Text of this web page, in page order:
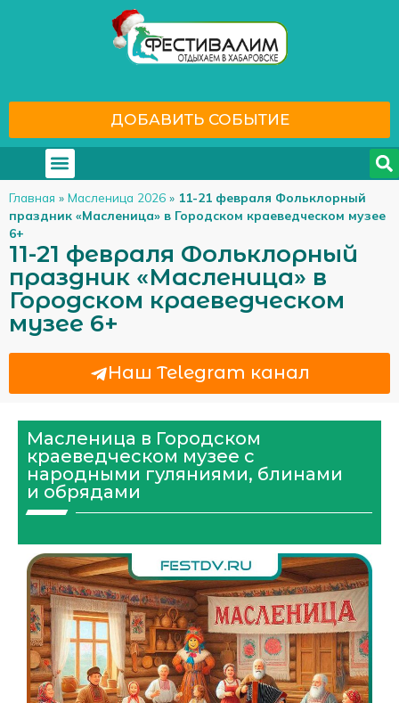
ДОБАВИТЬ СОБЫТИЕ
Главная » Масленица 2026 » 11-21 февраля Фольклорный
праздник «Масленица» в Городском краеведческом музее
6+
11-21 февраля Фольклорный
праздник «Масленица» в
Городском краеведческом
музее 6+
Наш Telegram канал
Масленица в Городском
краеведческом музее с
народными гуляниями, блинами
и обрядами